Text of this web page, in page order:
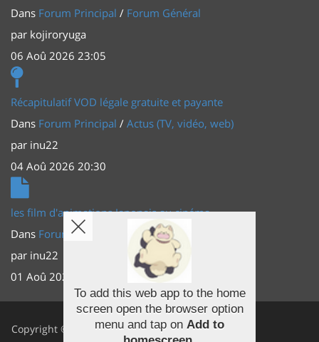
Dans Forum Principal / Forum Général
par kojiroryuga
06 Aoû 2026 23:05
Récapitulatif VOD légale gratuite et payante
Dans Forum Principal / Actus (TV, vidéo, web)
par inu22
04 Aoû 2026 20:30
les film d'animations Japonais au cinéma
Dans Forum Principal
Actus (TV, vidéo, web)
par inu22
01 Aoû 2026 20:56
Copyright ©
Facebook
To add this web app to the home
screen open the browser option
menu and tap on Add to